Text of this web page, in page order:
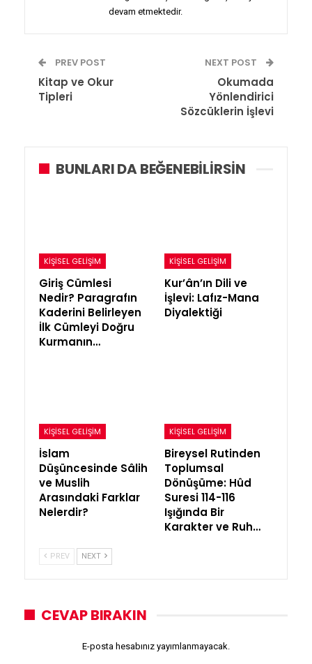
devam etmektedir.
PREV POST
Kitap ve Okur
Tipleri
NEXT POST
Okumada
Yönlendirici
Sözcüklerin İşlevi
BUNLARI DA BEĞENEBILIRSIN
KIŞISEL GELIŞIM
Giriş Cümlesi
Nedir? Paragrafın
Kaderini Belirleyen
İlk Cümleyi Doğru
Kurmanın…
KIŞISEL GELIŞIM
Kur’ân’ın Dili ve
İşlevi: Lafız-Mana
Diyalektiği
KIŞISEL GELIŞIM
İslam
Düşüncesinde Sâlih
ve Muslih
Arasındaki Farklar
Nelerdir?
KIŞISEL GELIŞIM
Bireysel Rutinden
Toplumsal
Dönüşüme: Hûd
Suresi 114-116
Işığında Bir
Karakter ve Ruh…
PREV NEXT
CEVAP BIRAKIN
E-posta hesabınız yayımlanmayacak.